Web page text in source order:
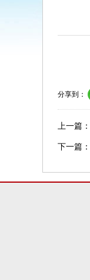
分享到：
上一篇：
下一篇：